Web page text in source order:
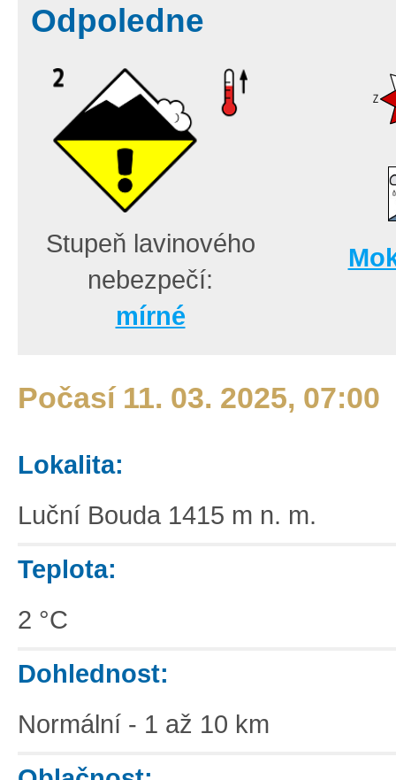
Odpoledne
Stupeň lavinového
nebezpečí:
mírné
Počasí 11. 03. 2025, 07:00
Lokalita:
Luční Bouda 1415 m n. m.
Teplota:
2 °C
Dohlednost:
Normální - 1 až 10 km